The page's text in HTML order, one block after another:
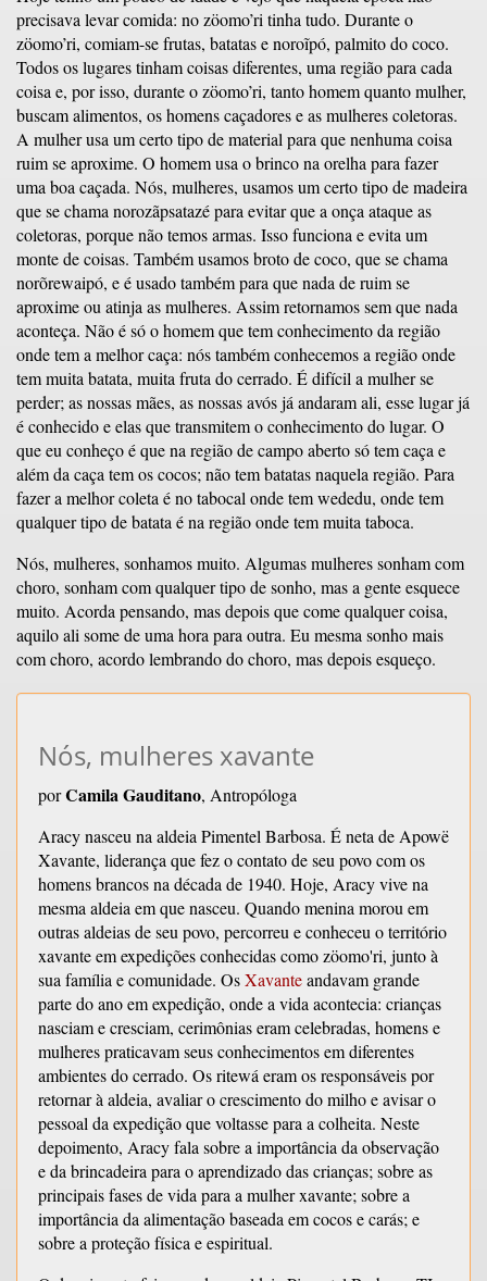
precisava levar comida: no zöomo’ri tinha tudo. Durante o
zöomo’ri, comiam-se frutas, batatas e noroĩpó, palmito do coco.
Todos os lugares tinham coisas diferentes, uma região para cada
coisa e, por isso, durante o zöomo’ri, tanto homem quanto mulher,
buscam alimentos, os homens caçadores e as mulheres coletoras.
A mulher usa um certo tipo de material para que nenhuma coisa
ruim se aproxime. O homem usa o brinco na orelha para fazer
uma boa caçada. Nós, mulheres, usamos um certo tipo de madeira
que se chama norozãpsatazé para evitar que a onça ataque as
coletoras, porque não temos armas. Isso funciona e evita um
monte de coisas. Também usamos broto de coco, que se chama
norõrewaipó, e é usado também para que nada de ruim se
aproxime ou atinja as mulheres. Assim retornamos sem que nada
aconteça. Não é só o homem que tem conhecimento da região
onde tem a melhor caça: nós também conhecemos a região onde
tem muita batata, muita fruta do cerrado. É difícil a mulher se
perder; as nossas mães, as nossas avós já andaram ali, esse lugar já
é conhecido e elas que transmitem o conhecimento do lugar. O
que eu conheço é que na região de campo aberto só tem caça e
além da caça tem os cocos; não tem batatas naquela região. Para
fazer a melhor coleta é no tabocal onde tem wededu, onde tem
qualquer tipo de batata é na região onde tem muita taboca.
Nós, mulheres, sonhamos muito. Algumas mulheres sonham com
choro, sonham com qualquer tipo de sonho, mas a gente esquece
muito. Acorda pensando, mas depois que come qualquer coisa,
aquilo ali some de uma hora para outra. Eu mesma sonho mais
com choro, acordo lembrando do choro, mas depois esqueço.
Nós, mulheres xavante
porCamila Gauditano, Antropóloga
Aracy nasceu na aldeia Pimentel Barbosa. É neta de Apowë
Xavante, liderança que fez o contato de seu povo com os
homens brancos na década de 1940. Hoje, Aracy vive na
mesma aldeia em que nasceu. Quando menina morou em
outras aldeias de seu povo, percorreu e conheceu o território
xavante em expedições conhecidas como zöomo'ri, junto à
sua família e comunidade. OsXavanteandavam grande
parte do ano em expedição, onde a vida acontecia: crianças
nasciam e cresciam, cerimônias eram celebradas, homens e
mulheres praticavam seus conhecimentos em diferentes
ambientes do cerrado. Os ritewá eram os responsáveis por
retornar à aldeia, avaliar o crescimento do milho e avisar o
pessoal da expedição que voltasse para a colheita. Neste
depoimento, Aracy fala sobre a importância da observação
e da brincadeira para o aprendizado das crianças; sobre as
principais fases de vida para a mulher xavante; sobre a
importância da alimentação baseada em cocos e carás; e
sobre a proteção física e espiritual.